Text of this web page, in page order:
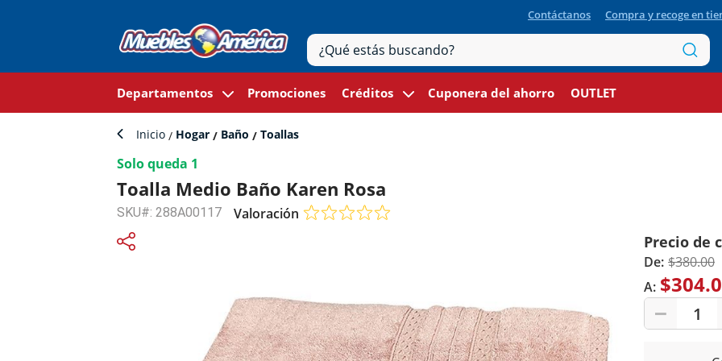
Contáctanos Compra y recoge en
Departamentos Promociones Créditos Cuponera del ahorro OUTLET
Inicio Hogar Baño Toallas
Solo queda 1
Toalla Medio Baño Karen Rosa
SKU#: 288A00117 Valoración
Precio de
De: $380.00
A:
1